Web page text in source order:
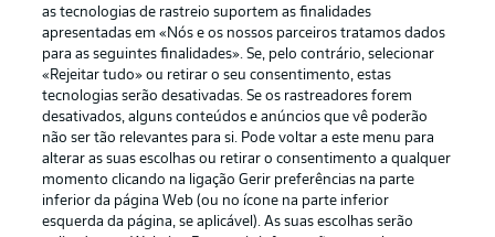
Publicidade Avisos legais
Gerir preferências Aviso de privacidade
Emissoras
Trabalhe conosco Marca
Contato Jogadores
as tecnologias de rastreio suportem as finalidades
apresentadas em «Nós e os nossos parceiros tratamos dados
para as seguintes finalidades». Se, pelo contrário, selecionar
«Rejeitar tudo» ou retirar o seu consentimento, estas
tecnologias serão desativadas. Se os rastreadores forem
desativados, alguns conteúdos e anúncios que vê poderão
não ser tão relevantes para si. Pode voltar a este menu para
alterar as suas escolhas ou retirar o consentimento a qualquer
momento clicando na ligação Gerir preferências na parte
inferior da página Web (ou no ícone na parte inferior
esquerda da página, se aplicável). As suas escolhas serão